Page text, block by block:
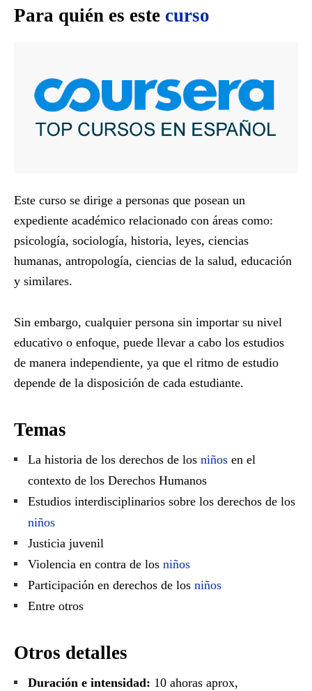
Para quién es este curso
Este curso se dirige a personas que posean un
expediente académico relacionado con áreas como:
psicología, sociología, historia, leyes, ciencias
humanas, antropología, ciencias de la salud, educación
y similares.
Sin embargo, cualquier persona sin importar su nivel
educativo o enfoque, puede llevar a cabo los estudios
de manera independiente, ya que el ritmo de estudio
depende de la disposición de cada estudiante.
Temas
La historia de los derechos de los niños en el
contexto de los Derechos Humanos
Estudios interdisciplinarios sobre los derechos de los
niños
Justicia juvenil
Violencia en contra de los niños
Participación en derechos de los niños
Entre otros
Otros detalles
Duración e intensidad: 10 ahoras aprox,